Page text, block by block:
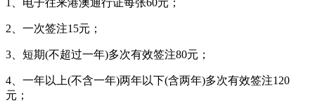
2、一次签注15元；
3、短期(不超过一年)多次有效签注80元；
4、一年以上(不含一年)两年以下(含两年)多次有效签注120
元；